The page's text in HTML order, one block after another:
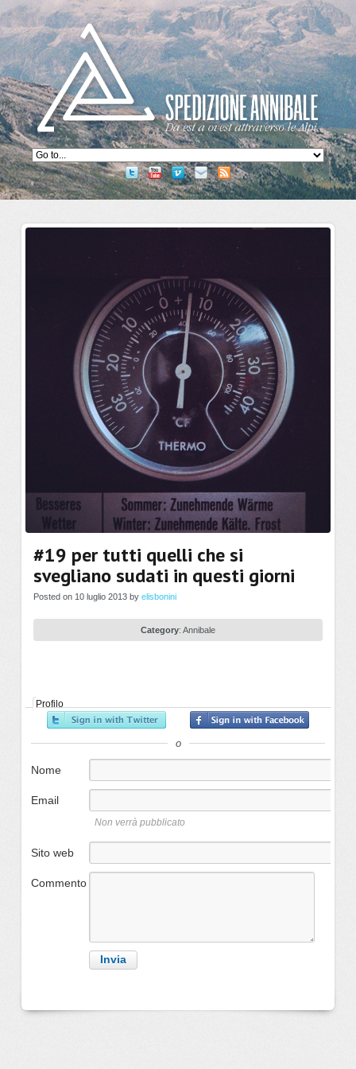
#19 per tutti quelli che si
svegliano sudati in questi giorni
Posted on 10 luglio 2013 by elisbonini
Category: Annibale
Profilo
o
Nome
Email
Non verrà pubblicato
Sito web
Commento